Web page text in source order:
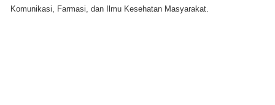
Komunikasi, Farmasi, dan Ilmu Kesehatan Masyarakat.